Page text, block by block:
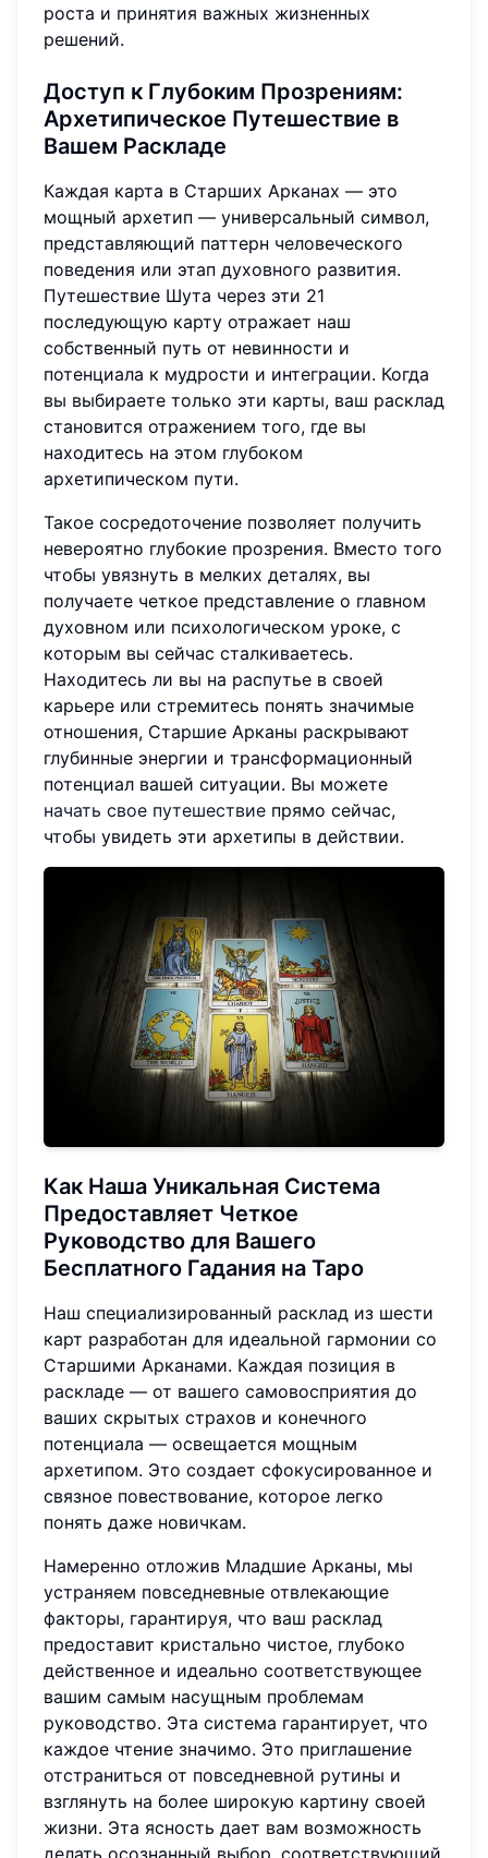
роста и принятия важных жизненных
решений.
Доступ к Глубоким Прозрениям:
Архетипическое Путешествие в
Вашем Раскладе
Каждая карта в Старших Арканах — это
мощный архетип — универсальный символ,
представляющий паттерн человеческого
поведения или этап духовного развития.
Путешествие Шута через эти 21
последующую карту отражает наш
собственный путь от невинности и
потенциала к мудрости и интеграции. Когда
вы выбираете только эти карты, ваш расклад
становится отражением того, где вы
находитесь на этом глубоком
архетипическом пути.
Такое сосредоточение позволяет получить
невероятно глубокие прозрения. Вместо того
чтобы увязнуть в мелких деталях, вы
получаете четкое представление о главном
духовном или психологическом уроке, с
которым вы сейчас сталкиваетесь.
Находитесь ли вы на распутье в своей
карьере или стремитесь понять значимые
отношения, Старшие Арканы раскрывают
глубинные энергии и трансформационный
потенциал вашей ситуации. Вы можете
начать свое путешествие прямо сейчас,
чтобы увидеть эти архетипы в действии.
Как Наша Уникальная Система
Предоставляет Четкое
Руководство для Вашего
Бесплатного Гадания на Таро
Наш специализированный расклад из шести
карт разработан для идеальной гармонии со
Старшими Арканами. Каждая позиция в
раскладе — от вашего самовосприятия до
ваших скрытых страхов и конечного
потенциала — освещается мощным
архетипом. Это создает сфокусированное и
связное повествование, которое легко
понять даже новичкам.
Намеренно отложив Младшие Арканы, мы
устраняем повседневные отвлекающие
факторы, гарантируя, что ваш расклад
предоставит кристально чистое, глубоко
действенное и идеально соответствующее
вашим самым насущным проблемам
руководство. Эта система гарантирует, что
каждое чтение значимо. Это приглашение
отстраниться от повседневной рутины и
взглянуть на более широкую картину своей
жизни. Эта ясность дает вам возможность